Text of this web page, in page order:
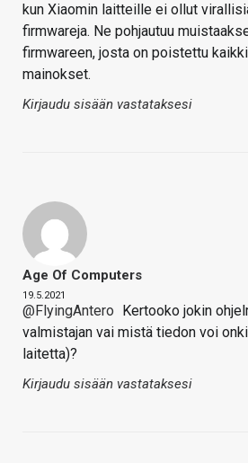
kun Xiaomin laitteille ei ollut
firmwareja. Ne pohjautuu
firmwareen, josta on poistettu
mainokset.
Kirjaudu sisään vastataksesi
Age Of Computers
19.5.2021
@FlyingAntero
Kertooko jokin
valmistajan vai mistä tiedon voi
laitetta)?
Kirjaudu sisään vastataksesi